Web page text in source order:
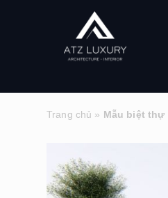
Trang chủ » Mẫu biệt thự